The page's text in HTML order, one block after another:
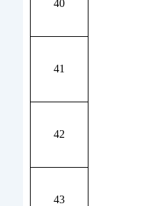
40
41
42
43